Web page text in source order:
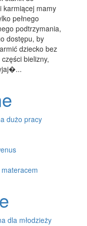
karmiącej mamy
pełnego
podtrzymania,
dostępu, by
dziecko bez
bielizny,
dużo pracy
dla młodzieży